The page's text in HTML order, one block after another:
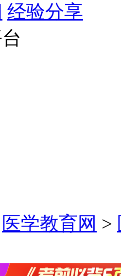
经验分享
医学教育网 >